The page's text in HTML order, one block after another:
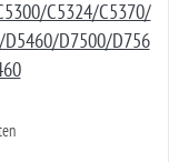
C5324/C5370/
D7500/D756